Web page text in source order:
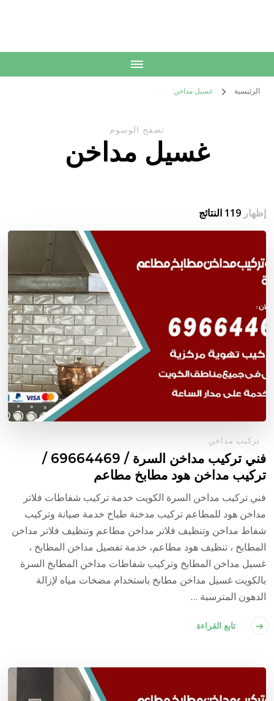
الرئيسية غسيل مداخن
تصفح الوسوم
غسيل مداخن
إظهار119 النتائج
تركيب مداخن
فني تركيب مداخن السرة / 69664469 /
تركيب مداخن هود مطابخ مطاعم
فني تركيب مداخن السرة الكويت خدمة تركيب شفاطات فلاتر
مداخن هود للمطاعم تركيب مدخنة طباخ خدمة صيانة وتركيب
شفاط مداخن وتنظيف فلاتر مداخن مطاعم وتنظيف فلاتر مداخن
المطابخ ، تنظيف هود مطاعم، خدمة تفصيل مداخن المطابخ ،
غسيل مداخن المطابخ وتركيب شفاطات مداخن المطابخ السرة
بالكويت غسيل مداخن مطابخ باستخدام مضخات مياه لإزالة
الدهون المترسبة …
تابع القراءة